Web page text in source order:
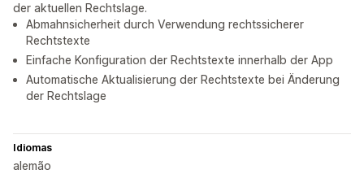
der aktuellen Rechtslage.
Abmahnsicherheit durch Verwendung rechtssicherer
Rechtstexte
Einfache Konfiguration der Rechtstexte innerhalb der App
Automatische Aktualisierung der Rechtstexte bei Änderung
der Rechtslage
Idiomas
alemão